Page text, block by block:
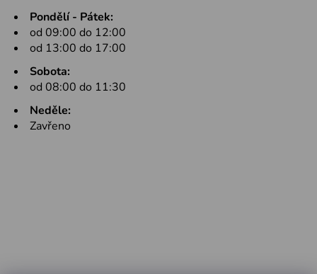
Pondělí - Pátek:
od 09:00 do 12:00
od 13:00 do 17:00
Sobota:
od 08:00 do 11:30
Neděle:
Zavřeno